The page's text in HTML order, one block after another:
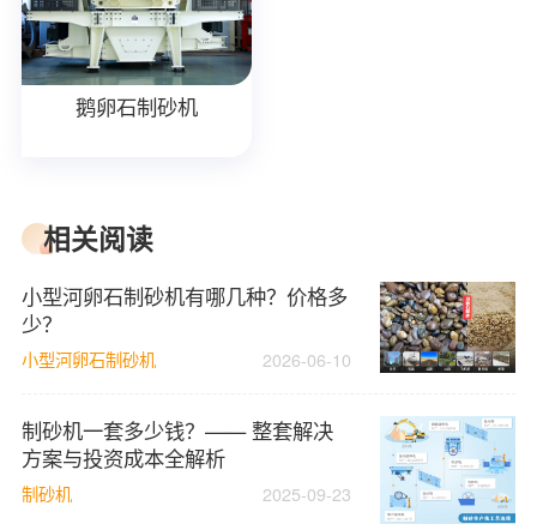
鹅卵石制砂机
相关阅读
小型河卵石制砂机有哪几种？价格多
少？
小型河卵石制砂机 2026-06-10
制砂机一套多少钱？—— 整套解决
方案与投资成本全解析
制砂机 2025-09-23